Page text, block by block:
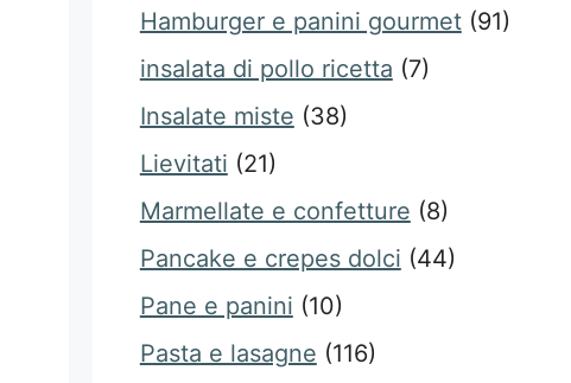
Hamburger e panini gourmet(91)
insalata di pollo ricetta (7)
Insalate miste (38)
Lievitati (21)
Marmellate e confetture (8)
Pancake e crepes dolci (44)
Pane e panini (10)
Pasta e lasagne (116)